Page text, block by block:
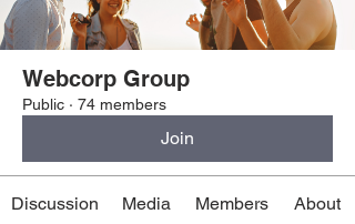
Webcorp Group
Public · 74 members
Join
Discussion Media Members About